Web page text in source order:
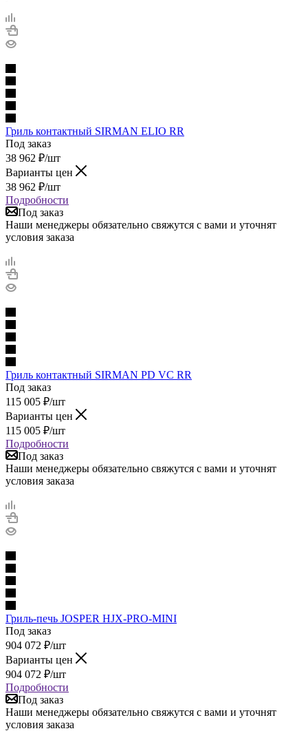
Гриль контактный SIRMAN ELIO RR
Под заказ
38 962 ₽/шт
Варианты цен
38 962 ₽/шт
Подробности
Под заказ
Наши менеджеры обязательно свяжутся с вами и уточнят
условия заказа
Гриль контактный SIRMAN PD VC RR
Под заказ
115 005 ₽/шт
Варианты цен
115 005 ₽/шт
Подробности
Под заказ
Наши менеджеры обязательно свяжутся с вами и уточнят
условия заказа
Гриль-печь JOSPER HJX-PRO-MINI
Под заказ
904 072 ₽/шт
Варианты цен
904 072 ₽/шт
Подробности
Под заказ
Наши менеджеры обязательно свяжутся с вами и уточнят
условия заказа